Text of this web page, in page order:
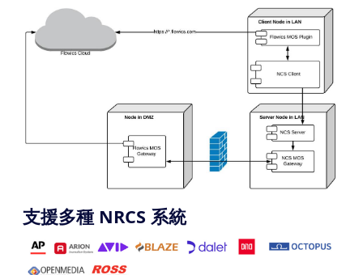
支援多種 NRCS 系統